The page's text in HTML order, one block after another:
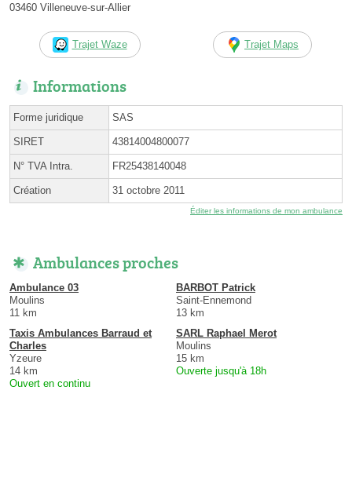
03460 Villeneuve-sur-Allier
Trajet Waze Trajet Maps
Informations
Forme juridique SAS
SIRET 43814004800077
N° TVA Intra. FR25438140048
Création 31 octobre 2011
Éditer les informations de mon ambulance
Ambulances proches
Ambulance 03
Moulins
11 km
BARBOT Patrick
Saint-Ennemond
13 km
Taxis Ambulances Barraud et
Charles
Yzeure
14 km
Ouvert en continu
SARL Raphael Merot
Moulins
15 km
Ouverte jusqu'à 18h